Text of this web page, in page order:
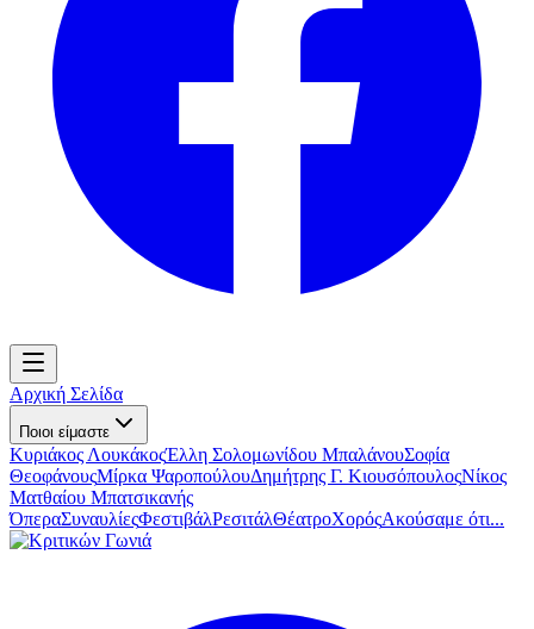
Αρχική Σελίδα
Ποιοι είμαστε
Κυριάκος ΛουκάκοςΈλλη Σολομωνίδου ΜπαλάνουΣοφία
ΘεοφάνουςΜίρκα ΨαροπούλουΔημήτρης Γ. ΚιουσόπουλοςΝίκος
Ματθαίου Μπατσικανής
ΌπεραΣυναυλίεςΦεστιβάλΡεσιτάλΘέατροΧορόςΑκούσαμε ότι...